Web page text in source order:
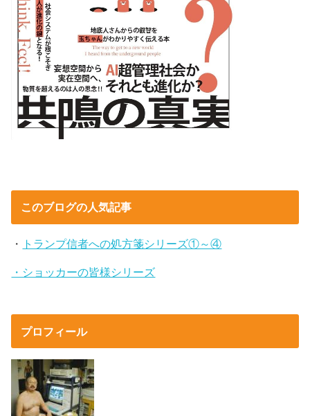
このブログの人気記事
・ トランプ信者への処方箋シリーズ①～④
・ショッカーの皆様シリーズ
プロフィール